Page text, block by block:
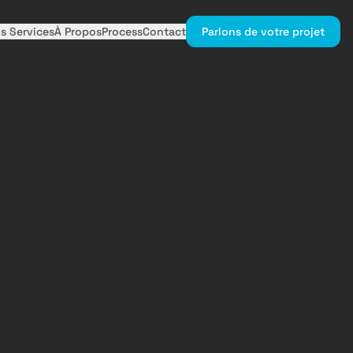
ServicesÀ ProposProcessContact Parlons de votre projet